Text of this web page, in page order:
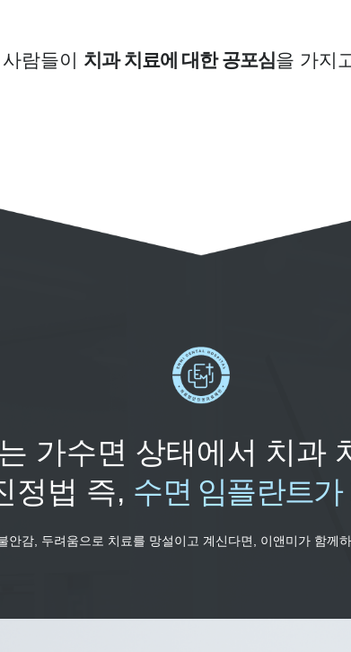
람들이 치과 치료에 대한 공포심을 가지
가수면 상태에서 치과
정법 즉, 수면 임플란트가
안감, 두려움으로 치료를 망설이고 계신다면, 이앤미가 함께